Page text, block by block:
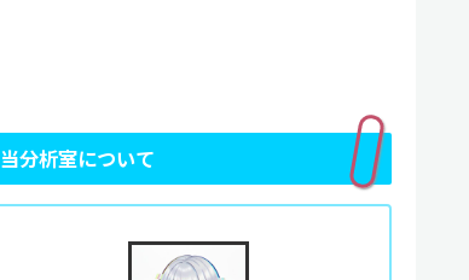
当分析室について